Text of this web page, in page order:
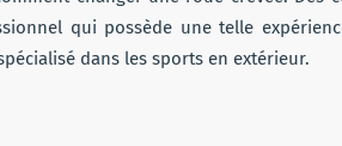
qui possède une telle
dans les sports en extérieur.